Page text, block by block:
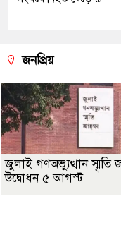
জনপ্রিয়
জুলাই গণঅভ্যুত্থান স্মৃতি
উদ্বোধন ৫ আগস্ট